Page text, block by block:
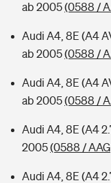
ab 2005(0588 /
Audi A4, 8E (A4
ab 2005(0588 /
Audi A4, 8E (A4
ab 2005(0588 /
Audi A4, 8E (A4
2005(0588 /
Audi A4, 8E (A4